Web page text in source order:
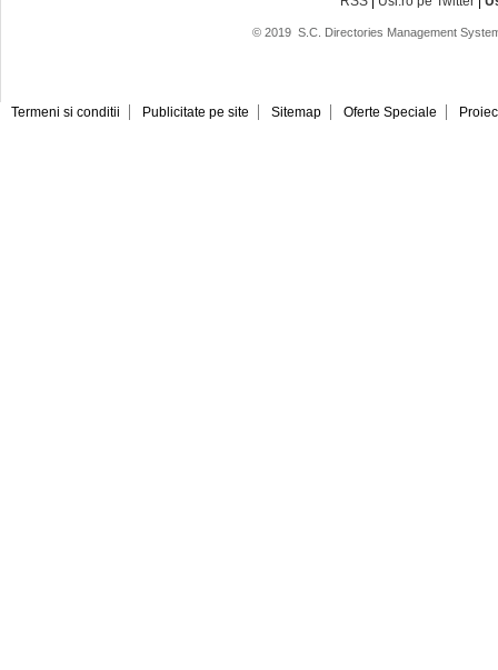
© 2019 S.C. Directories Management
Termeni si conditii Publicitate pe site Sitemap Oferte Speciale